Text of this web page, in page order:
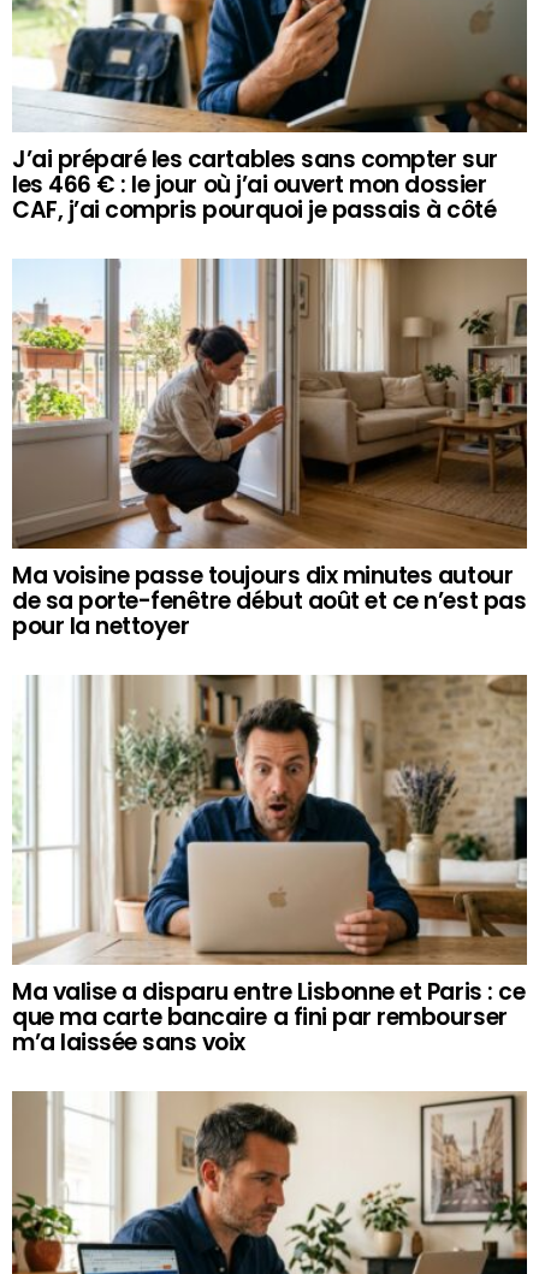
J’ai préparé les cartables sans compter sur
les 466 € : le jour où j’ai ouvert mon dossier
CAF, j’ai compris pourquoi je passais à côté
Ma voisine passe toujours dix minutes autour
de sa porte-fenêtre début août et ce n’est pas
pour la nettoyer
Ma valise a disparu entre Lisbonne et Paris : ce
que ma carte bancaire a fini par rembourser
m’a laissée sans voix